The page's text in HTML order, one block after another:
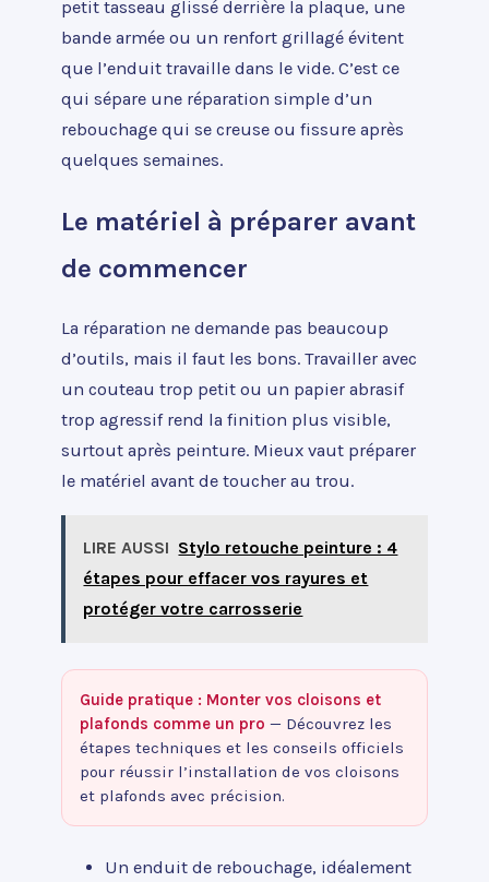
petit tasseau glissé derrière la plaque, une
bande armée ou un renfort grillagé évitent
que l’enduit travaille dans le vide. C’est ce
qui sépare une réparation simple d’un
rebouchage qui se creuse ou fissure après
quelques semaines.
Le matériel à préparer avant
de commencer
La réparation ne demande pas beaucoup
d’outils, mais il faut les bons. Travailler avec
un couteau trop petit ou un papier abrasif
trop agressif rend la finition plus visible,
surtout après peinture. Mieux vaut préparer
le matériel avant de toucher au trou.
LIRE AUSSI Stylo retouche peinture : 4
étapes pour effacer vos rayures et
protéger votre carrosserie
Guide pratique : Monter vos cloisons et
plafonds comme un pro — Découvrez les
étapes techniques et les conseils officiels
pour réussir l’installation de vos cloisons
et plafonds avec précision.
Un enduit de rebouchage, idéalement